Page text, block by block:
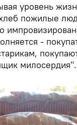
уровень
пожилые
-
милосердия".